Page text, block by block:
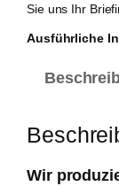
Sie uns Ihr
Ausführliche
Wir